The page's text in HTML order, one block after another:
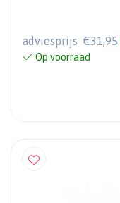
adviesprijs €31,95
Op voorraad